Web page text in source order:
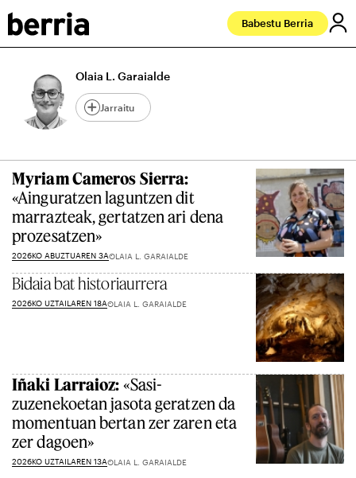
Babestu Berria
Olaia L. Garaialde
Jarraitu
Myriam Cameros Sierra:
«Ainguratzen laguntzen dit
marrazteak, gertatzen ari dena
prozesatzen»
2026KO ABUZTUAREN 3AOLAIA L. GARAIALDE
Bidaia bat historiaurrera
2026KO UZTAILAREN 18AOLAIA L. GARAIALDE
Iñaki Larraioz: «Sasi-
zuzenekoetan jasota geratzen da
momentuan bertan zer zaren eta
zer dagoen»
2026KO UZTAILAREN 13AOLAIA L. GARAIALDE